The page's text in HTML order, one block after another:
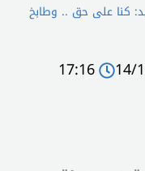
كنا على حق .. وطابخ
14/
17:16